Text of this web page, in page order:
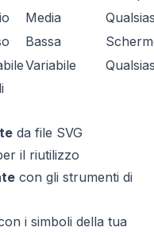
Media
Bassa
Variabile
da file SVG
il riutilizzo
con gli strumenti di
i simboli della tua